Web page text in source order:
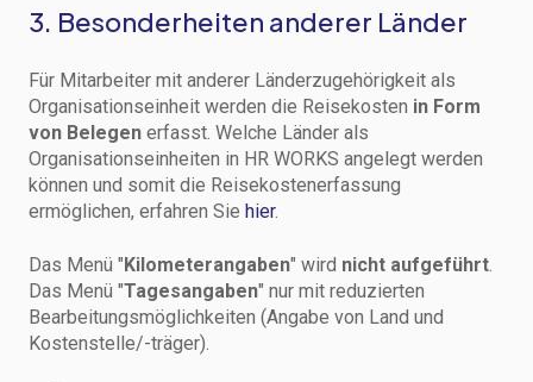
3. Besonderheiten anderer Länder
Für Mitarbeiter mit anderer Länderzugehörigkeit als
Organisationseinheit werden die Reisekosten in Form
von Belegen erfasst. Welche Länder als
Organisationseinheiten in HR WORKS angelegt werden
können und somit die Reisekostenerfassung
ermöglichen, erfahren Sie hier.
Das Menü "Kilometerangaben" wird nicht aufgeführt
Das Menü "Tagesangaben" nur mit reduzierten
Bearbeitungsmöglichkeiten (Angabe von Land und
Kostenstelle/-träger).